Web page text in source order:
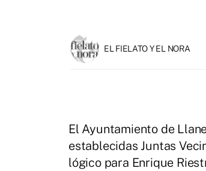
EL FIELATO Y EL NORA
El Ayuntamiento de
establecidas Juntas
lógico para Enrique